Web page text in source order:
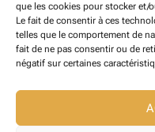
que les cookies pour stocker et/
Le fait de consentir à ces
telles que le comportement de
fait de ne pas consentir ou de
négatif sur certaines
0
PIXELICOM
0